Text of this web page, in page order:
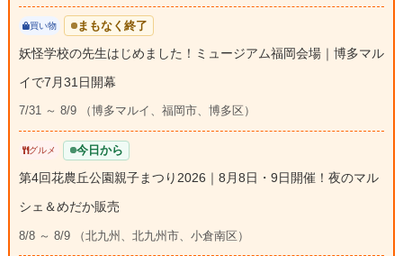
買い物 まもなく終了
妖怪学校の先生はじめました！ミュージアム福岡会場｜博多マル
イで7月31日開幕
7/31 ～ 8/9 （博多マルイ、福岡市、博多区）
グルメ 今日から
第4回花農丘公園親子まつり2026｜8月8日・9日開催！夜のマル
シェ＆めだか販売
8/8 ～ 8/9 （北九州、北九州市、小倉南区）